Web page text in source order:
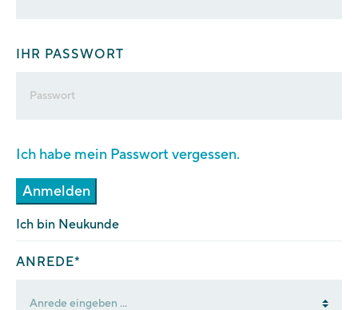
IHR PASSWORT
Ich habe mein Passwort vergessen.
Anmelden
Ich bin Neukunde
ANREDE*